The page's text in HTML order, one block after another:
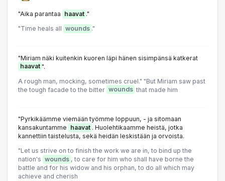
"Aika parantaa haavat ."
"Time heals all wounds ."
"Miriam näki kuitenkin kuoren läpi hänen sisimpänsä katkerat
haavat ".
A rough man, mocking, sometimes cruel." "But Miriam saw past
the tough facade to the bitter wounds that made him
"Pyrkikäämme viemään työmme loppuun, - ja sitomaan
kansakuntamme haavat . Huolehtikaamme heistä, jotka
kannettiin taistelusta, sekä heidän leskistään ja orvoista.
"Let us strive on to finish the work we are in, to bind up the
nation's wounds , to care for him who shall have borne the
battle and for his widow and his orphan, to do all which may
achieve and cherish